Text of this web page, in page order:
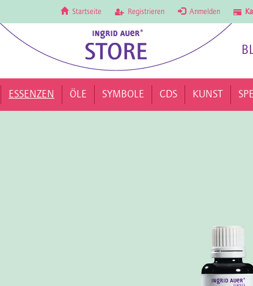
Startseite Registrieren Anmelden
ESSENZEN ÖLE SYMBOLE CDS KUNST